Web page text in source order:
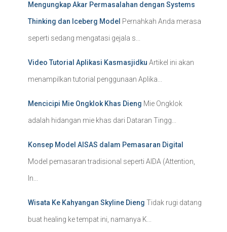
Mengungkap Akar Permasalahan dengan Systems
Thinking dan Iceberg Model Pernahkah Anda merasa
seperti sedang mengatasi gejala s...
Video Tutorial Aplikasi Kasmasjidku Artikel ini akan
menampilkan tutorial penggunaan Aplika...
Mencicipi Mie Ongklok Khas Dieng Mie Ongklok
adalah hidangan mie khas dari Dataran Tingg...
Konsep Model AISAS dalam Pemasaran Digital
Model pemasaran tradisional seperti AIDA (Attention,
In...
Wisata Ke Kahyangan Skyline Dieng Tidak rugi datang
buat healing ke tempat ini, namanya K...